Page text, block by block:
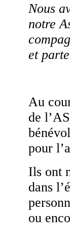
Nous
notre
et
Au
de
pour
Ils ont
dans
ou